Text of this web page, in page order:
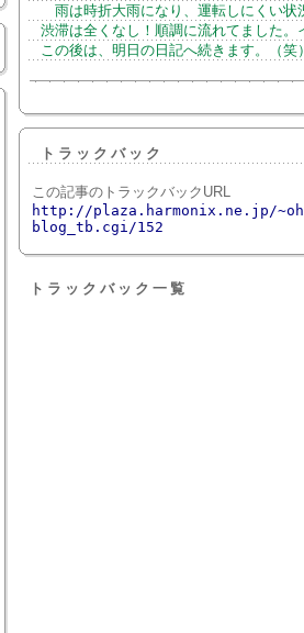
雨は時折大雨になり、運転しにくい状
渋滞は全くなし！順調に流れてました。
この後は、明日の日記へ続きます。（笑）
トラックバック
この記事のトラックバックURL
http://plaza.harmonix.ne.jp/
blog_tb.cgi/152
トラックバック一覧